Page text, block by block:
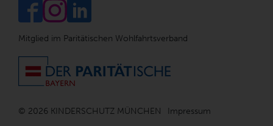
Mitglied im Paritätischen Wohlfahrtsverband
© 2026 KINDERSCHUTZ MÜNCHEN Impressum